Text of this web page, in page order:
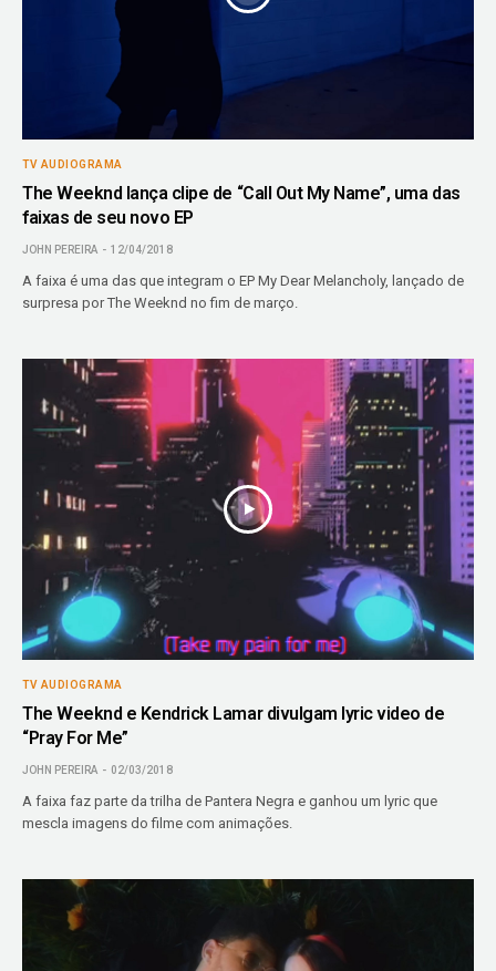
TV AUDIOGRAMA
The Weeknd lança clipe de “Call Out My Name”, uma das
faixas de seu novo EP
JOHN PEREIRA 12/04/2018
A faixa é uma das que integram o EP My Dear Melancholy, lançado de
surpresa por The Weeknd no fim de março.
TV AUDIOGRAMA
The Weeknd e Kendrick Lamar divulgam lyric video de
“Pray For Me”
JOHN PEREIRA 02/03/2018
A faixa faz parte da trilha de Pantera Negra e ganhou um lyric que
mescla imagens do filme com animações.